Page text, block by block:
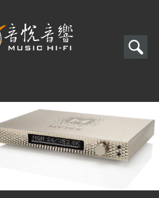
搜
表
單
搜
尋